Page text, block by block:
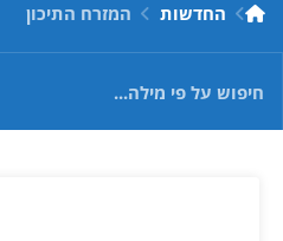
החדשות המזרח התיכון